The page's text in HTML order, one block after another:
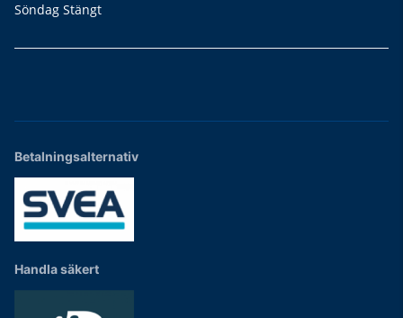
Söndag Stängt
Betalningsalternativ
Handla säkert